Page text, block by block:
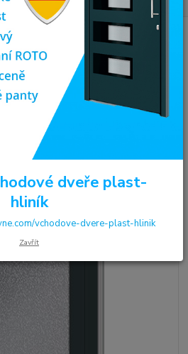
vchodové plastové dveře BARCELONA,
plastové dveře
antracit/bílá,
dveře plast-
hliník
vchodove-dvere-plast-hlinik
Zavřít